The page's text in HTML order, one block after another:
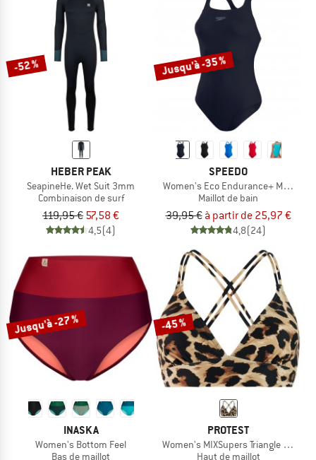
-52 %
HEBER PEAK
SeapineHe. Wet Suit 3mm
Combinaison de surf
119,95 € 57,58 €
4,5(4)
Jusqu'à -35 %
SPEEDO
Women's Eco Endurance+ Medalist
Maillot de bain
39,95 € à partir de 25,97 €
4,8(24)
Jusqu'à -27 %
INASKA
Women's Bottom Feel
Bas de maillot
-45 %
PROTEST
Women's MIXSupers Triangle Bikini
Haut de maillot